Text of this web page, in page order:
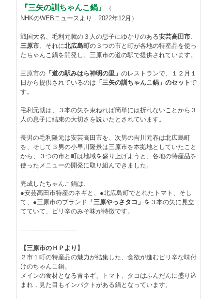
『三矢の訓ちゃんこ鍋』
（
NHKのWEBニュースより 2022年12月）
戦国大名、毛利元就の３人の息子にゆかりのある安芸高田市、
三原市、それに北広島町の３つの市と町が各地の特産品を使っ
たちゃんこ鍋を開発し、三原市の道の駅で提供されています。
三原市の 「道の駅みはら神明の里」 のレストランで、１２月１
日から提供されているのは 「三矢の訓ちゃんこ鍋」のセットで
す。
毛利元就は、３本の矢を束ねれば簡単には折れないことから３
人の息子に結束の大切さを説いたとされています。
長男の毛利隆元は安芸高田市を、次男の吉川元春は北広島町
を、そして３男の小早川隆景は三原市を本拠地としていたこと
から、３つの市と町は地域を盛り上げようと、各地の特産品を
使ったメニューの開発に取り組んできました。
完成したちゃんこ鍋は、
●安芸高田市特産のネギと、●北広島町でとれたトマト、そし
て、●三原市のブランド 「三原やっさタコ」 を３本の矢に見立
てていて、ピリ辛のみそ味が特徴です。
-----------------------------
【三原市のＨＰより】
２市１町の特産品の魅力が結集した、食欲が進むピリ辛な味付
けのちゃんこ鍋。
メインの食材となる青ネギ、トマト、タコはふんだんに盛り込
まれ，見た目もインパクトがある鍋となっています。